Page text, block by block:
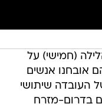
(חמישי) על
אובחנו אנשים
העובדה שיתושי
בדרום-מזרח